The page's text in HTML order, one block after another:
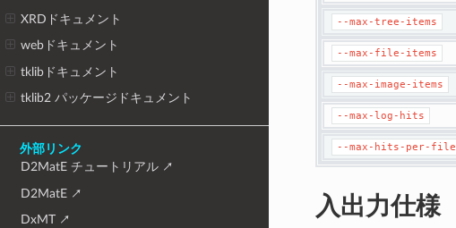
XRDドキュメント
webドキュメント
tklibドキュメント
tklib2 パッケージドキュメント
外部リンク
D2MatE チュートリアル
D2MatE
DxMT
--max-tree-items
--max-file-items
--max-image-items
--max-log-hits
--max-hits-per-file
入出力仕様